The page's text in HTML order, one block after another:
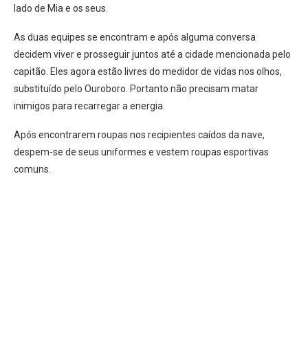
lado de Mia e os seus.
As duas equipes se encontram e após alguma conversa
decidem viver e prosseguir juntos até a cidade mencionada pelo
capitão. Eles agora estão livres do medidor de vidas nos olhos,
substituído pelo Ouroboro. Portanto não precisam matar
inimigos para recarregar a energia.
Após encontrarem roupas nos recipientes caídos da nave,
despem-se de seus uniformes e vestem roupas esportivas
comuns.